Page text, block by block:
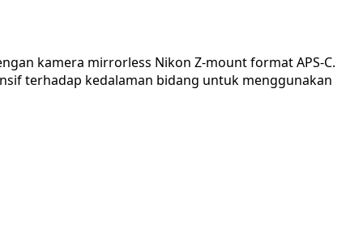
kamera mirrorless Nikon Z-mount format APS-C.
terhadap kedalaman bidang untuk menggunakan